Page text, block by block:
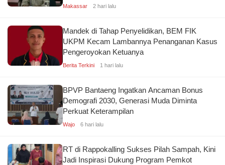
Makassar 2 hari lalu
Mandek di Tahap Penyelidikan, BEM FIK
UKPM Kecam Lambannya Penanganan Kasus
Pengeroyokan Ketuanya
Berita Terkini 1 hari lalu
BPVP Bantaeng Ingatkan Ancaman Bonus
Demografi 2030, Generasi Muda Diminta
Perkuat Keterampilan
Wajo 6 hari lalu
RT di Rappokalling Sukses Pilah Sampah, Kini
Jadi Inspirasi Dukung Program Pemkot